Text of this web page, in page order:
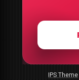
IPS Theme